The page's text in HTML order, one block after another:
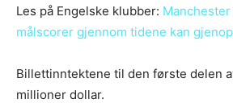
Les på Engelske klubber:
målscorer gjennom tidene kan
Billettinntektene til den første delen
millioner dollar.